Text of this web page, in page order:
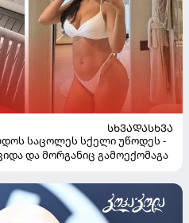
ᲡᲮᲕᲐᲓᲐᲡᲮᲕᲐ
საცოლეს სქელი უწოდეს -
და მორგანიც გამოექომაგა